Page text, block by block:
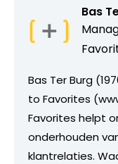
Bas
Bas Ter Burg
to Favorites
Favorites helpt
onderhouden
klantrelaties.